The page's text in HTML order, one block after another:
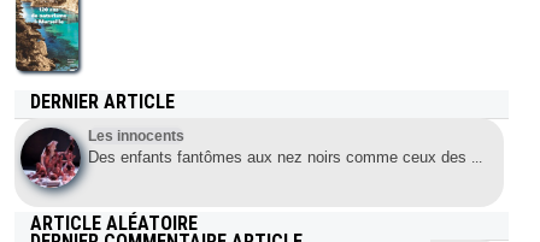
DERNIER ARTICLE
Les innocents
Des enfants fantômes aux nez noirs comme ceux des ...
ARTICLE ALÉATOIRE